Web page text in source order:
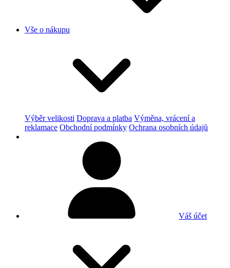
Vše o nákupu
Výběr velikosti Doprava a platba Výměna, vrácení a
reklamace Obchodní podmínky Ochrana osobních údajů
Váš účet